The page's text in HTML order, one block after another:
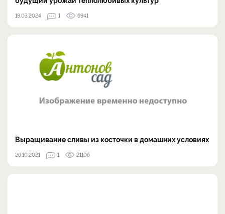
19.03.2024 1 6941
Выращивание сливы из косточки в домашних условиях
26.10.2021 1 21106